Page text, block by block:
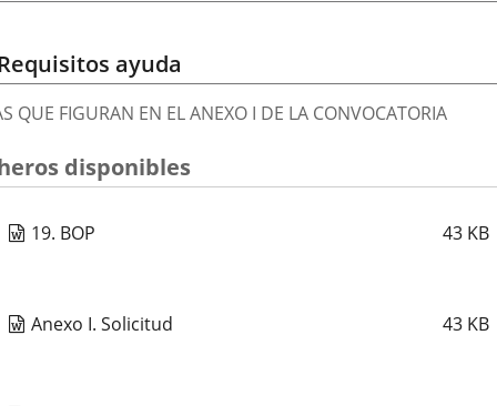
ayuda
QUE FIGURAN EN EL ANEXO I DE LA CONVOCATORIA
disponibles
19. BOP 43 KB
Anexo I. Solicitud 43 KB